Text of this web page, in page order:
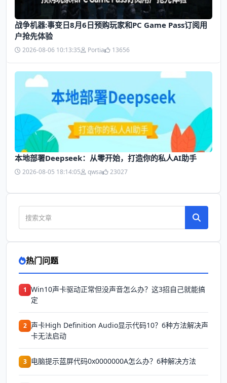
战争机器:事变日8月6日预购玩家和PC Game Pass订阅用
户抢先体验
2026-08-06 10:13:35 Portia 13656
本地部署Deepseek：从零开始，打造你的私人AI助手
2026-08-05 18:14:05 qwsa 23027
热门问题
1 Win10声卡驱动正常但没声音怎么办？这3招自己就能搞
定
2 声卡High Definition Audio显示代码10？6种方法解决声
卡无法启动
3 电脑提示蓝屏代码0x0000000A怎么办？6种解决方法